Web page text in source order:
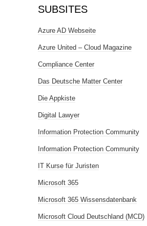
SUBSITES
Azure AD Webseite
Azure United – Cloud Magazine
Compliance Center
Das Deutsche Matter Center
Die Appkiste
Digital Lawyer
Information Protection Community
Information Protection Community
IT Kurse für Juristen
Microsoft 365
Microsoft 365 Wissensdatenbank
Microsoft Cloud Deutschland (MCD)